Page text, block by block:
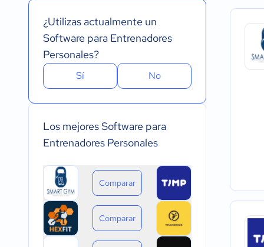
Pago anual
Pago de única vez
Instalado - Mac
Instalado - Linux
Dispositivo
Dispositivo
¿Utilizas actualmente un
Software para Entrenadores
Personales?
Sí No
Los mejores Software para
Entrenadores Personales
Comparar
Comparar